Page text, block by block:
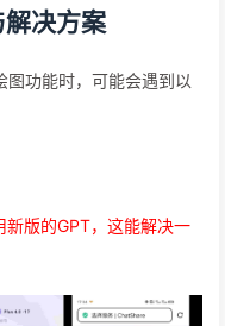
决方案
功能时，可能会遇到以
新版的GPT，这能解决一